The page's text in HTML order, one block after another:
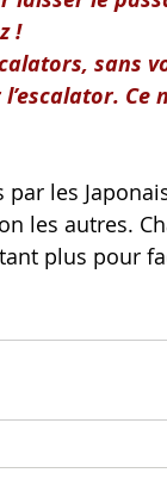
!
sans
Ce
les
les autres.
plus pour